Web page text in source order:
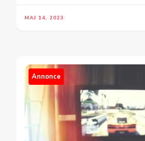
MAJ 14, 2023
Annonce